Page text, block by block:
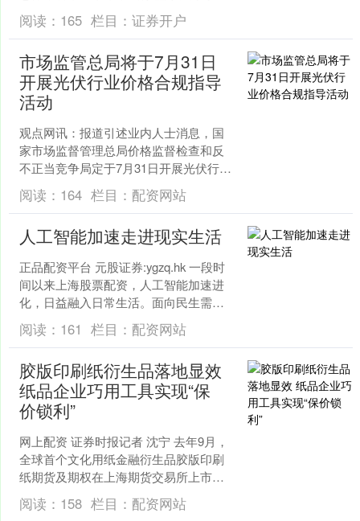
续加码多资产多策略方向，混合类产品
的收益表现和规模增长....
阅读： 165 栏目： 证券开户
市场监管总局将于7月31日
开展光伏行业价格合规指导
活动
观点网讯：报道引述业内人士消息，国
家市场监督管理总局价格监督检查和反
不正当竞争局定于7月31日开展光伏行业
价格合规指导活动。 元股证券:ygzq.hk
参会单位....
阅读： 164 栏目： 配资网站
人工智能加速走进现实生活
正品配资平台 元股证券:ygzq.hk 一段时
间以来上海股票配资，人工智能加速进
化，日益融入日常生活。面向民生需求
的各类智能创新持续涌现，众多贴合日
常生产生活需....
阅读： 161 栏目： 配资网站
胶版印刷纸衍生品落地显效
纸品企业巧用工具实现“保
价锁利”
网上配资 证券时报记者 沈宁 去年9月，
全球首个文化用纸金融衍生品胶版印刷
纸期货及期权在上海期货交易所上市。
上市以来，总体稳步发展，服务实体经
济的能力初步显现。....
阅读： 158 栏目： 配资网站